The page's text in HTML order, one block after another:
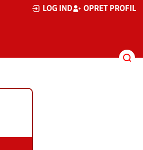
LOG IND OPRET PROFIL